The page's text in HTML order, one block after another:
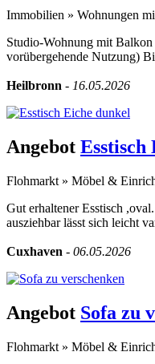
Immobilien » Wohnungen
Studio-Wohnung mit
vorübergehende Nutzung)
Heilbronn - 16.05.2026
Angebot Esstisch
Flohmarkt » Möbel &
Gut erhaltener Esstisch
ausziehbar lässt sich leicht
Cuxhaven - 06.05.2026
Angebot Sofa zu
Flohmarkt » Möbel &